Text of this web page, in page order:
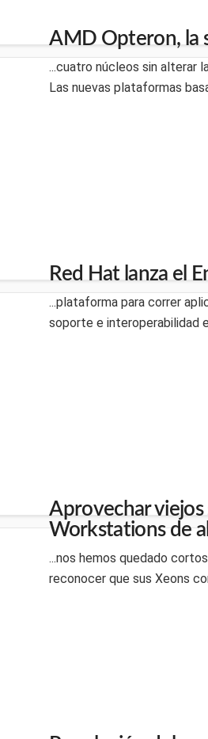
AMD Opteron, la
...cuatro núcleos sin alterar
Las nuevas plataformas
Red Hat lanza el
...plataforma para correr
soporte e interoperabilidad
Aprovechar
Workstations de
...nos hemos quedado
reconocer que sus Xeons